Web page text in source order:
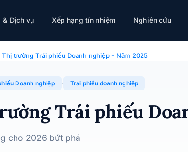
& Dịch vụ Xếp hạng tín nhiệm Nghiên cứu
nghiệp - Năm 2025
nghiệp · 16/01/2026
trường Trái phiếu Doanh nghiệp - Năm 2025
Doanh nghiệp Trái phiếu doanh nghiệp
Trái phiếu
cho 2026 bứt phá